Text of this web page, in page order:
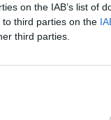
on the IAB’s list of
third parties on the
third parties.
επηρεάζει
ότι «στόχος
ώστε οι